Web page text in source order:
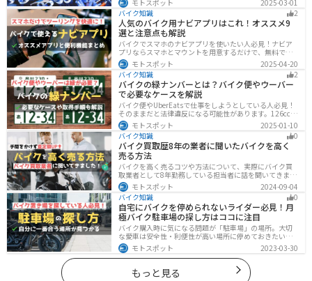
えられるスリップオンマフラーがおすすめです。記事を
読めば、理想のサウンドと走りを手に入れられます。
モトスポット
2025-03-01
バイク知識
2
人気のバイク用ナビアプリはこれ！オススメ9
選と注意点も解説
バイクでスマホのナビアプリを使いたい人必見！ナビア
プリならスマホとマウントを用意するだけで、無料です
ぐにナビが利用できます。インカムがあれば音声案内も
聞けるので運転に集中したまま簡単にルートの把握がで
きます。慣れない土地やツーリングなどで活躍すること
間違いなしのオススメナビアプリを紹介します。
モトスポット
2025-04-20
バイク知識
2
バイクの緑ナンバーとは？バイク便やウーバー
で必要なケースを解説
バイク便やUberEatsで仕事をしようとしている人必見！
そのままだと法律違反になる可能性があります。126cc以
上のバイクで運送事業を行う場合、緑ナンバー（事業
用）が必要になります。本記事では緑ナンバーの必要な
ケースや取得方法を解説します。
モトスポット
2025-01-10
バイク知識
0
バイク買取歴8年の業者に聞いたバイクを高く
売る方法
バイクを高く売るコツや方法について、実際にバイク買
取業者として8年勤務している担当者に話を聞いてきまし
た！高く買い取ってもらえるバイクの特徴や業者がどの
くらい利益を上乗せしているかなど、バイクを売ろうと
している人は必見の内容になっています。
モトスポット
2024-09-04
バイク知識
0
自宅にバイクを停められないライダー必見！月
極バイク駐車場の探し方はココに注目
バイク購入時に気になる問題が「駐車場」の場所。大切
な愛車は安全性・利便性が高い場所に停めておきたいで
すよね？ 当記事ではそんな駐車場選びについて解説して
います。すでにバイクを持っていて、新しい駐車場を探
している人もぜひ参考にしてくださいね。
モトスポット 2023-03-30
もっと見る